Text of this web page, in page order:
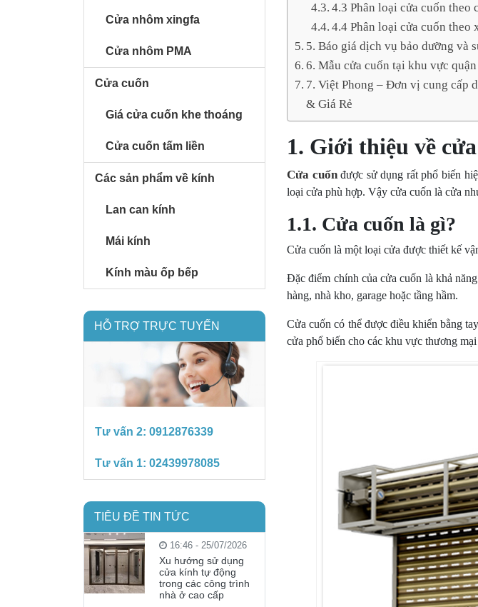
4.3 Phân loại cửa cuốn theo
4.4 Phân loại cửa cuốn theo
5. Báo giá dịch vụ bảo dưỡng và
6. Mẫu cửa cuốn tại khu vực
7. Việt Phong – Đơn vị cung cấp
& Giá Rẻ
1. Giới thiệu về
Cửa cuốnđược sử dụng rất phổ biến
loại cửa phù hợp. Vậy cửa cuốn là cửa
1.1. Cửa cuốn là gì?
Cửa cuốn là một loại cửa được thiết kế
Đặc điểm chính của cửa cuốn là khả
hàng, nhà kho, garage hoặc tầng hầm.
Cửa cuốn có thể được điều khiển bằng
cửa phổ biến cho các khu vực thương
Cửa nhôm xingfa
Cửa nhôm PMA
Cửa cuốn
Giá cửa cuốn khe thoáng
Cửa cuốn tấm liền
Các sản phẩm về kính
Lan can kính
Mái kính
Kính màu ốp bếp
HỖ TRỢ TRỰC TUYẾN
Tư vấn 2: 0912876339
Tư vấn 1: 02439978085
TIÊU ĐỀ TIN TỨC
16:46 - 25/07/2026
Xu hướng sử dụng
cửa kính tự động
trong các công trình
nhà ở cao cấp